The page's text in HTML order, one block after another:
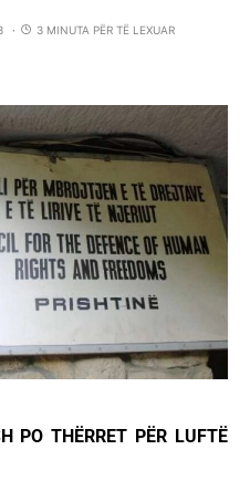
3 MINUTA PËR TË LEXUAR
PO THËRRET PËR LUFTË